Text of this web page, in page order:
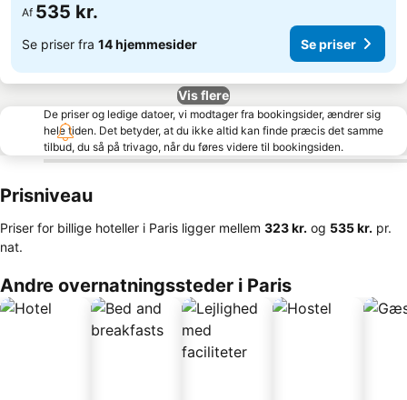
Af 535 kr.
Se priser fra 14 hjemmesider Se priser
Vis flere
De priser og ledige datoer, vi modtager fra bookingsider, ændrer sig
hele tiden. Det betyder, at du ikke altid kan finde præcis det samme
tilbud, du så på trivago, når du føres videre til bookingsiden.
Prisniveau
Priser for billige hoteller i Paris ligger mellem ‎323 kr. og ‎535 kr. pr.
nat.
Andre overnatningssteder i Paris